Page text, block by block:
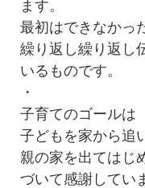
ます。
最初はできなかっ
繰り返し繰り返し
いるものです。
・
子育てのゴールは
子どもを家から追
親の家を出てはじ
づいて感謝してい